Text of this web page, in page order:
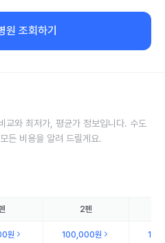
원 조회하기
와 최저가, 평균가 정보입니다. 수도
든 비용을 알려 드릴게요.
2펜
원 100,000원